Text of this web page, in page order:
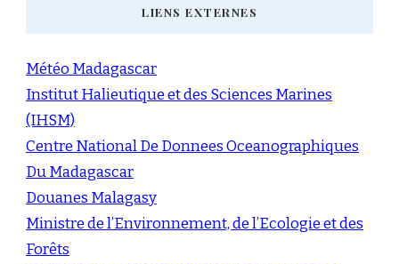
LIENS EXTERNES
Météo Madagascar
Institut Halieutique et des Sciences Marines
(IHSM)
Centre National De Donnees Oceanographiques
Du Madagascar
Douanes Malagasy
Ministre de l’Environnement, de l’Ecologie et des
Forêts